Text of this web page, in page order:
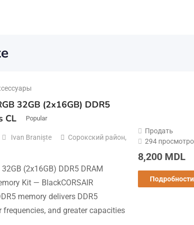
32GB (2x16GB) DDR5
CL
Popular
Ivan Braniște Сорокский район,
(2x16GB) DDR5 DRAM
Kit — BlackCORSAIR
memory delivers DDR5
frequencies, and greater capacities
Продать
294
8,200 MDL
Подробности